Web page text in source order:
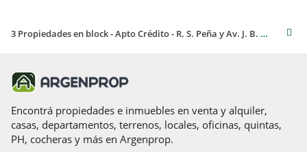
3 Propiedades en block - Apto Crédito - R. S. Peña y Av. J. B. Justo
Encontrá propiedades e inmuebles en venta y alquiler,
casas, departamentos, terrenos, locales, oficinas, quintas,
PH, cocheras y más en Argenprop.